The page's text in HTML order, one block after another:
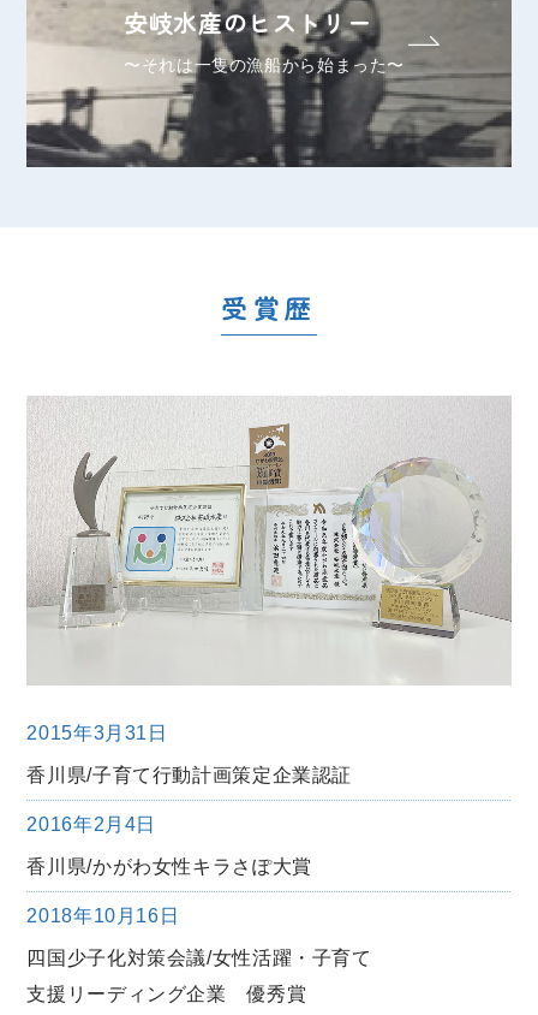
安岐水産のヒストリー
〜それは一隻の漁船から始まった〜
受賞歴
2015年3月31日
香川県/子育て行動計画策定企業認証
2016年2月4日
香川県/かがわ女性キラさぽ大賞
2018年10月16日
四国少子化対策会議/女性活躍・子育て
支援リーディング企業 優秀賞